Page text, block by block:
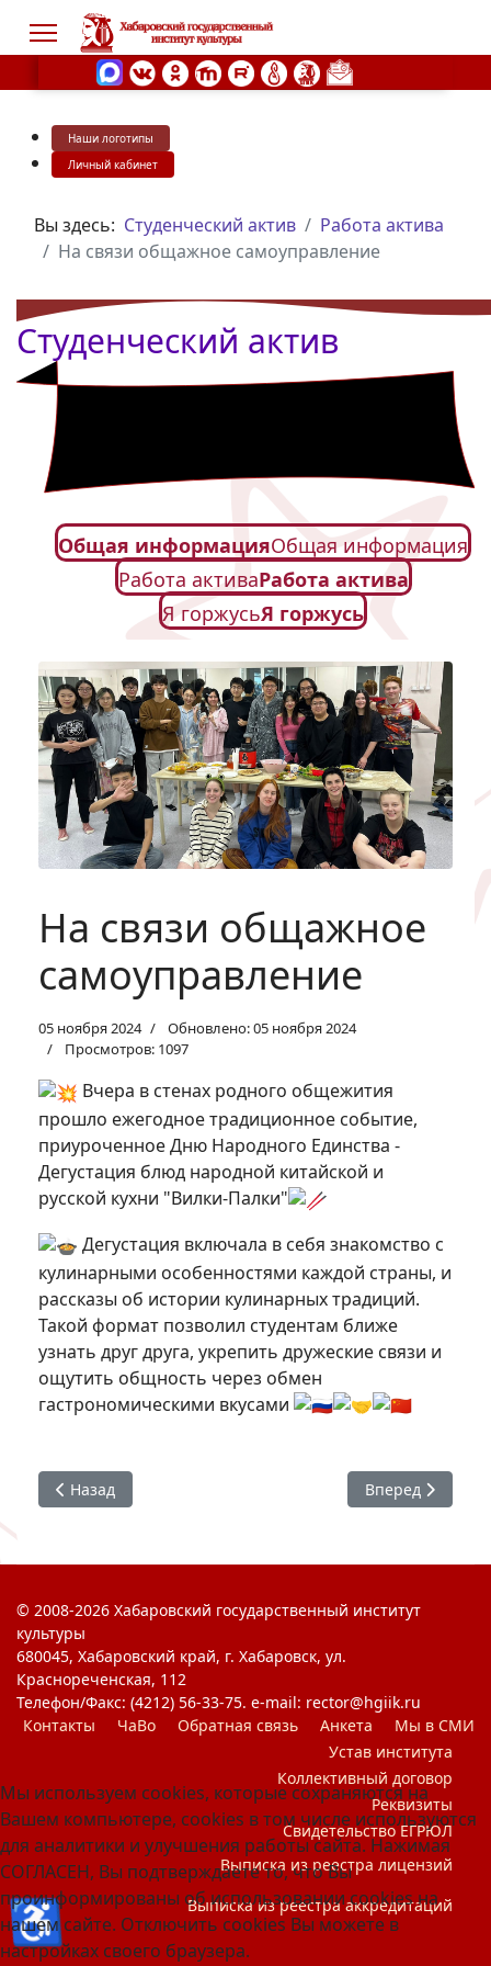
Наши логотипы
Личный кабинет
Вы здесь: Студенческий актив
Работа актива
На связи общажное самоуправление
Студенческий актив
Общая информацияОбщая информация
Работа активаРабота актива
Я горжусьЯ горжусь
На связи общажное
самоуправление
05 ноября 2024
Обновлено: 05 ноября 2024
Просмотров: 1097
Вчера в стенах родного общежития
прошло ежегодное традиционное событие,
приуроченное Дню Народного Единства -
Дегустация блюд народной китайской и
русской кухни "Вилки-Палки"
Дегустация включала в себя знакомство с
кулинарными особенностями каждой страны, и
рассказы об истории кулинарных традиций.
Такой формат позволил студентам ближе
узнать друг друга, укрепить дружеские связи и
ощутить общность через обмен
гастрономическими вкусами
Предыдущий: День народного единства
Назад Следующий:
Вперед
© 2008-2026 Хабаровский государственный институт
культуры
680045, Хабаровский край, г. Хабаровск, ул.
Краснореченская, 112
Телефон/Факс: (4212) 56-33-75. e-mail: rector@hgiik.ru
Контакты
ЧаВо Обратная связь Анкета
Мы в СМИ
Устав института
Коллективный договор
Реквизиты
Свидетельство ЕГРЮЛ
Выписка из реестра лицензий
Выписка из реестра аккредитаций
Мы используем cookies, которые сохраняются на
Вашем компьютере, cookies в том числе используются
для аналитики и улучшения работы сайта. Нажимая
СОГЛАСЕН, Вы подтверждаете то, что Вы
проинформированы об использовании cookies на
нашем сайте. Отключить cookies Вы можете в
настройках своего браузера.